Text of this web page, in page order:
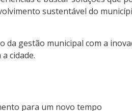
sustentável do
da gestão municipal com a
cidade.
para um novo tempo